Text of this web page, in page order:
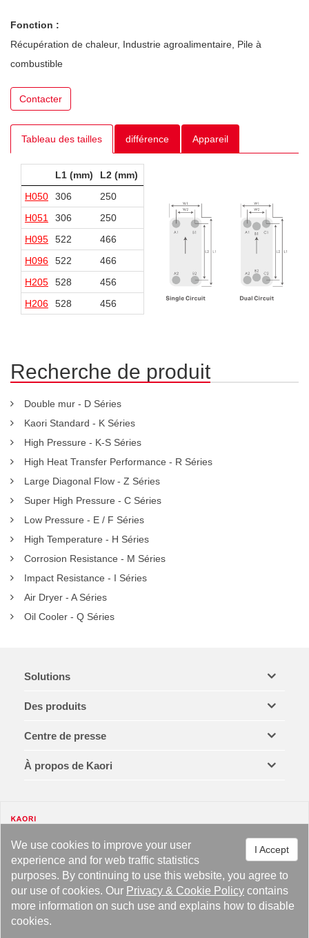
I Accept
We use cookies to improve your user
experience and for web traffic statistics
purposes. By continuing to use this website, you agree to
our use of cookies. Our Privacy & Cookie Policy contains
more information on such use and explains how to disable
cookies.
Fonction :
Récupération de chaleur, Industrie agroalimentaire, Pile à
combustible
Contacter
Tableau des tailles différence Appareil
L1 (mm) L2 (mm)
H050
306 250
H051
306 250
50
H095
522 466
H096
522 466
H205
528 456
174
H206
528 456 174
Recherche de produit
Double mur - D Séries
Kaori Standard - K Séries
High Pressure - K-S Séries
High Heat Transfer Performance - R Séries
Large Diagonal Flow - Z Séries
Super High Pressure - C Séries
Low Pressure - E / F Séries
High Temperature - H Séries
Corrosion Resistance - M Séries
Impact Resistance - I Séries
Air Dryer - A Séries
Oil Cooler - Q Séries
Solutions
Des produits
Centre de presse
À propos de Kaori
Mentions légales et marques de commerce
Politique de confidentialité
Politique relative aux cookies
Plan du site
Copyright © 2021 KAORI HEAT TREATMENT CO., LTD. Tous droits réservés.